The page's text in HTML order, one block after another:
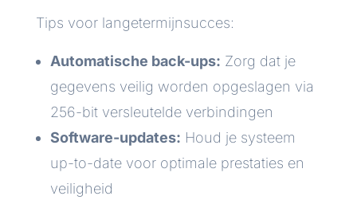
Tips voor langetermijnsucces:
Automatische back-ups: Zorg dat je
gegevens veilig worden opgeslagen via
256-bit versleutelde verbindingen
Software-updates: Houd je systeem
up-to-date voor optimale prestaties en
veiligheid